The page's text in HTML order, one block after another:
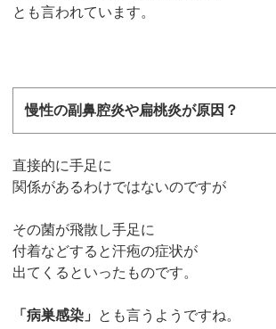
とも言われています。
慢性の副鼻腔炎や扁桃炎が原因？
直接的に手足に
関係があるわけではないのですが
その菌が飛散し手足に
付着などすると汗疱の症状が
出てくるといったものです。
「病巣感染」 とも言うようですね。